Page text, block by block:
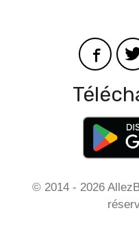
© 2014 - 2026